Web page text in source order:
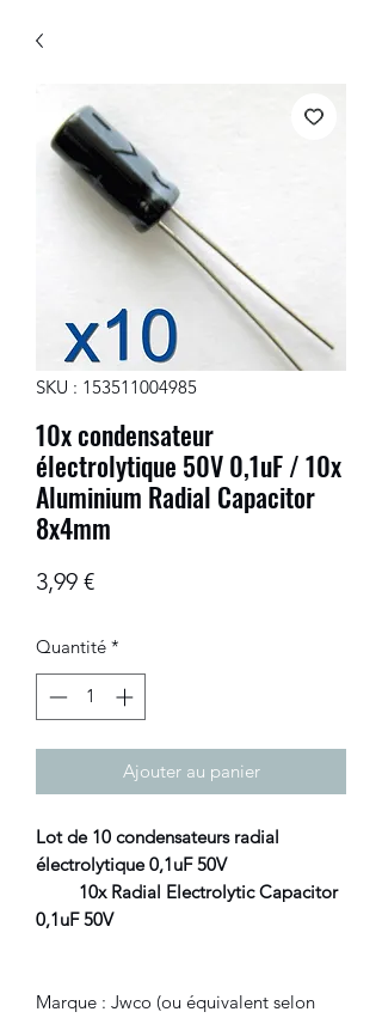
SKU : 153511004985
10x condensateur
électrolytique 50V 0,1uF / 10x
Aluminium Radial Capacitor
8x4mm
3,99 €Prix
Quantité *
Ajouter au panier
Lot de 10 condensateurs radial
électrolytique 0,1uF 50V
10x Radial Electrolytic Capacitor
0,1uF 50V
Marque : Jwco (ou équivalent selon